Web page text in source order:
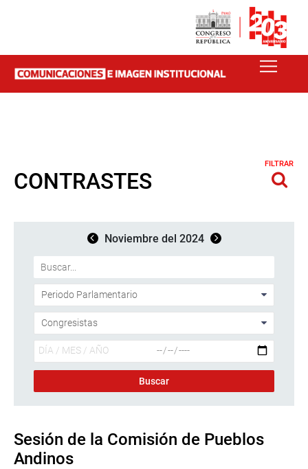
CONTRASTES
FILTRAR
Noviembre del 2024
Sesión de la Comisión de Pueblos
Andinos